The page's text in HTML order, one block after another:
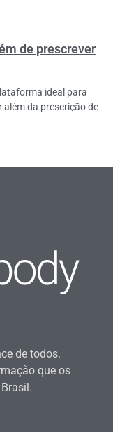
de prescrever
ideal para
além da prescrição de
de todos.
que os